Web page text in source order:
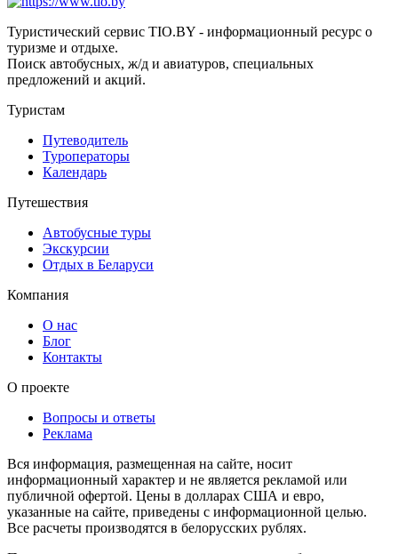
Туристический сервис TIO.BY - информационный ресурс о
туризме и отдыхе.
Поиск автобусных, ж/д и авиатуров, специальных
предложений и акций.
Туристам
Путеводитель
Туроператоры
Календарь
Путешествия
Автобусные туры
Экскурсии
Отдых в Беларуси
Компания
О нас
Блог
Контакты
О проекте
Вопросы и ответы
Реклама
Вся информация, размещенная на сайте, носит
информационный характер и не является рекламой или
публичной офертой. Цены в долларах США и евро,
указанные на сайте, приведены с информационной целью.
Все расчеты производятся в белорусских рублях.